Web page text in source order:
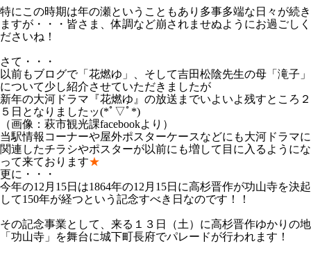
特にこの時期は年の瀬ということもあり多事多端な日々が続き
ますが・・・皆さま、体調など崩されませぬようにお過ごしく
ださいね！
さて・・・
以前もブログで「花燃ゆ」、そして吉田松陰先生の母「滝子」
について少し紹介させていただきましたが
新年の大河ドラマ『花燃ゆ』の放送までいよいよ残すところ２
５日となりましたッ(*ﾟ▽ﾟ*)
（画像：萩市観光課facebookより）
当駅情報コーナーや屋外ポスターケースなどにも大河ドラマに
関連したチラシやポスターが以前にも増して目に入るようにな
って来ております★
更に・・・
今年の12月15日は1864年の12月15日に高杉晋作が功山寺を決起
して150年が経つという記念すべき日なのです！！
その記念事業として、来る１３日（土）に高杉晋作ゆかりの地
「功山寺」を舞台に城下町長府でパレードが行われます！